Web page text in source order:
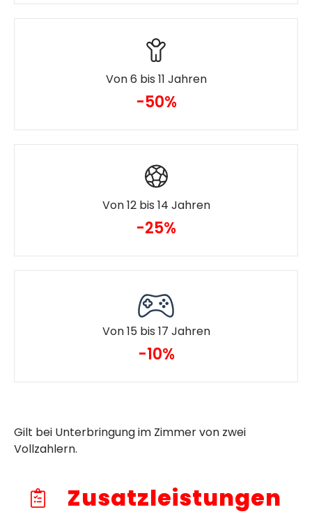
Von 6 bis 11 Jahren
-50%
Von 12 bis 14 Jahren
-25%
Von 15 bis 17 Jahren
-10%
Gilt bei Unterbringung im Zimmer von zwei
Vollzahlern.
Zusatzleistungen